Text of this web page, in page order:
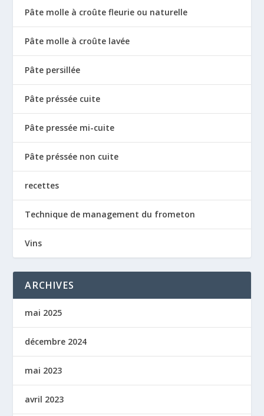
Pâte molle à croûte fleurie ou naturelle
Pâte molle à croûte lavée
Pâte persillée
Pâte préssée cuite
Pâte pressée mi-cuite
Pâte préssée non cuite
recettes
Technique de management du frometon
Vins
ARCHIVES
mai 2025
décembre 2024
mai 2023
avril 2023